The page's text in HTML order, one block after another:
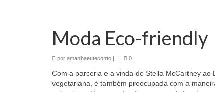
Moda Eco-friendly
por amanhaeuteconto | | 0
Com a parceria e a vinda de Stella McCartney ao
vegetariana, é também preocupada com a